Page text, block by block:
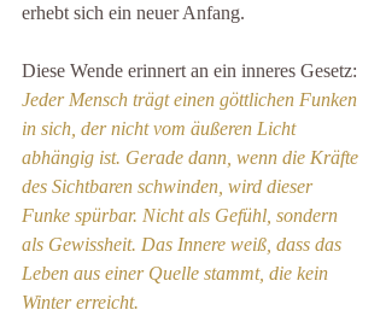
erhebt sich ein neuer Anfang.
Diese Wende erinnert an ein inneres Gesetz:
Jeder Mensch trägt einen göttlichen Funken
in sich, der nicht vom äußeren Licht
abhängig ist. Gerade dann, wenn die Kräfte
des Sichtbaren schwinden, wird dieser
Funke spürbar. Nicht als Gefühl, sondern
als Gewissheit. Das Innere weiß, dass das
Leben aus einer Quelle stammt, die kein
Winter erreicht.